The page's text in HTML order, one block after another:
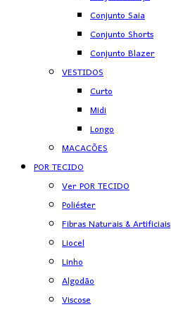
Conjunto Saia
Conjunto Shorts
Conjunto Blazer
VESTIDOS
Curto
Midi
Longo
MACACÕES
POR TECIDO
Ver POR TECIDO
Poliéster
Fibras Naturais & Artificiais
Liocel
Linho
Algodão
Viscose